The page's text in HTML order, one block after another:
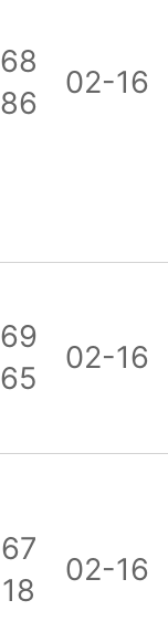
68
86
02-16
69
65
02-16
67
18
02-16